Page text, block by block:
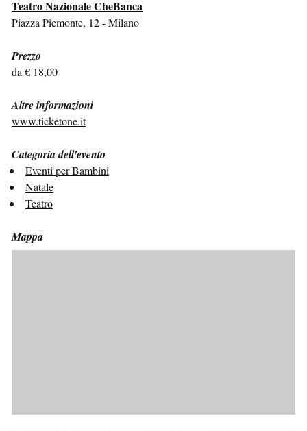
Teatro Nazionale CheBanca
Piazza Piemonte, 12 - Milano
Prezzo
da € 18,00
Altre informazioni
www.ticketone.it
Categoria dell'evento
Eventi per Bambini
Natale
Teatro
Mappa